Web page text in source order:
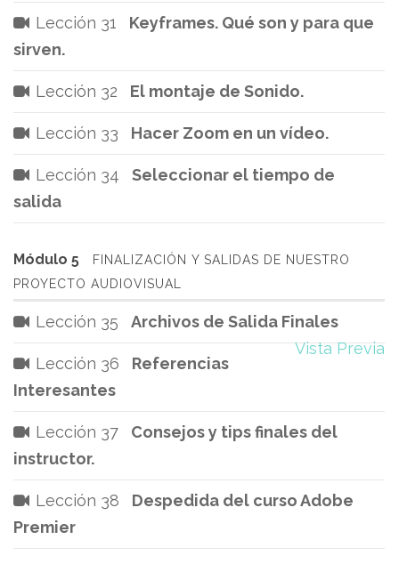
Lección 31
Keyframes. Qué son y para que
sirven.
Lección 32 El montaje de Sonido.
Lección 33 Hacer Zoom en un vídeo.
Lección 34
Seleccionar el tiempo de
salida
Módulo 5
FINALIZACIÓN Y SALIDAS DE NUESTRO
PROYECTO AUDIOVISUAL
Lección 35
Archivos de Salida Finales
Vista Previa
Lección 36
Referencias
Interesantes
Lección 37
Consejos y tips finales del
instructor.
Lección 38
Despedida del curso Adobe
Premier